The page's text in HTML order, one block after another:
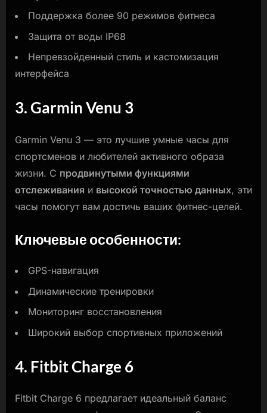
Поддержка более 90 режимов фитнеса
Защита от воды IP68
Непревзойденный стиль и кастомизация
интерфейса
3. Garmin Venu 3
Garmin Venu 3 — это лучшие умные часы для
спортсменов и любителей активного образа
жизни. С продвинутыми функциями
отслеживания и высокой точностью данных, эти
часы помогут вам достичь ваших фитнес-целей.
Ключевые особенности:
GPS-навигация
Динамические тренировки
Мониторинг восстановления
Широкий выбор спортивных приложений
4. Fitbit Charge 6
Fitbit Charge 6 предлагает идеальный баланс